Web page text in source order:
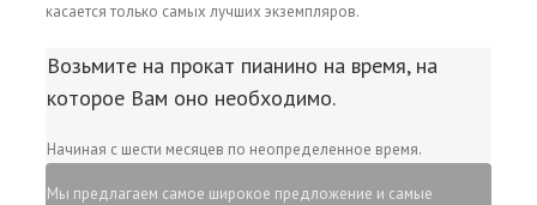
касается только самых лучших экземпляров.
Возьмите на прокат пианино на время, на
которое Вам оно необходимо.
Начиная с шести месяцев по неопределенное время.
Мы предлагаем самое широкое предложение и самые